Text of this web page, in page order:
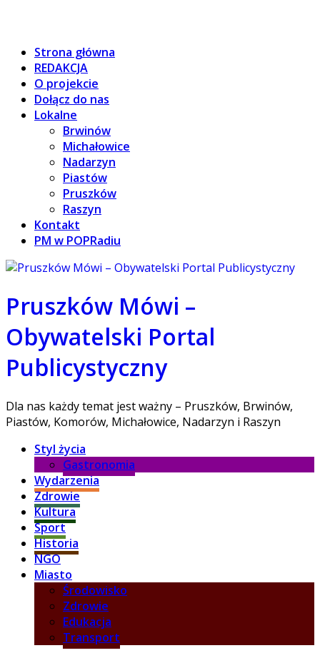
Strona główna
REDAKCJA
O projekcie
Dołącz do nas
Lokalne
Brwinów
Michałowice
Nadarzyn
Piastów
Pruszków
Raszyn
Kontakt
PM w POPRadiu
Pruszków Mówi –
Obywatelski Portal
Publicystyczny
Dla nas każdy temat jest ważny – Pruszków, Brwinów,
Piastów, Komorów, Michałowice, Nadarzyn i Raszyn
Styl życia
Gastronomia
Wydarzenia
Zdrowie
Kultura
Sport
Historia
NGO
Miasto
Środowisko
Zdrowie
Edukacja
Transport